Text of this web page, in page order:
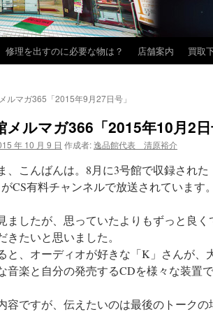
修理を出すのに必要な物は？ 店舗案内 買取
ルマガ365「2015年9月27日号」
メルマガ366「2015年10月2日
年 10 月 9 日 作成者:逸品館代表 清原裕介
、こんばんは。8月に3号館で収録され
CS有料チャンネルで放送されています。
ましたが、思っていたよりもずっと良
きたいと思いました。
と、オーディオが好きな「K」さんが、
音楽と自分の発売するCDを様々な装置で
容ですが、伝えたいのは最後のトークの